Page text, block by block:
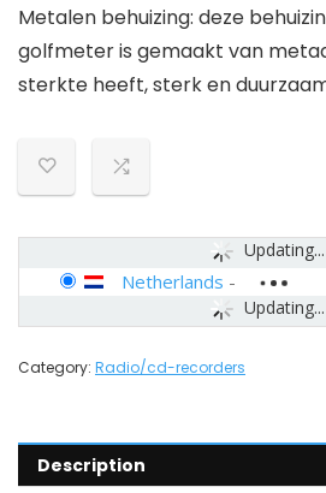
Metalen behuizing: deze
golfmeter is gemaakt van
sterkte heeft, sterk en
Updating...
Updating...
Netherlands -
Category: Radio/cd-recorders
Description